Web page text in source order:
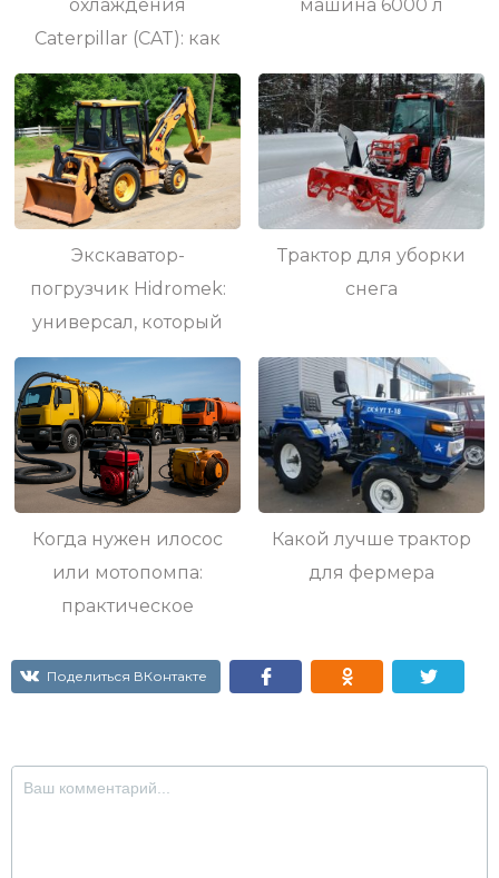
охлаждения
Caterpillar (CAT): как
обеспечить
стабильную работу
тяжелой техники
машина 6000 л
Экскаватор-
погрузчик Hidromek:
универсал, который
работает без лишних
слов
Трактор для уборки
снега
Обязательно
почитайте:
Траткор мтз 622:
технические
характеристики и
описание
Когда нужен илосос
или мотопомпа:
практическое
аренде
техники
Какой лучше трактор
для фермера
Поделиться ВКонтакте